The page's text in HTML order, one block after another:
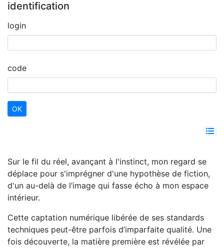
identification
login
code
Sur le fil du réel, avançant à l'instinct, mon regard se
déplace pour s'imprégner d'une hypothèse de fiction,
d'un au-delà de l’image qui fasse écho à mon espace
intérieur.
Cette captation numérique libérée de ses standards
techniques peut-être parfois d’imparfaite qualité. Une
fois découverte, la matière première est révélée par